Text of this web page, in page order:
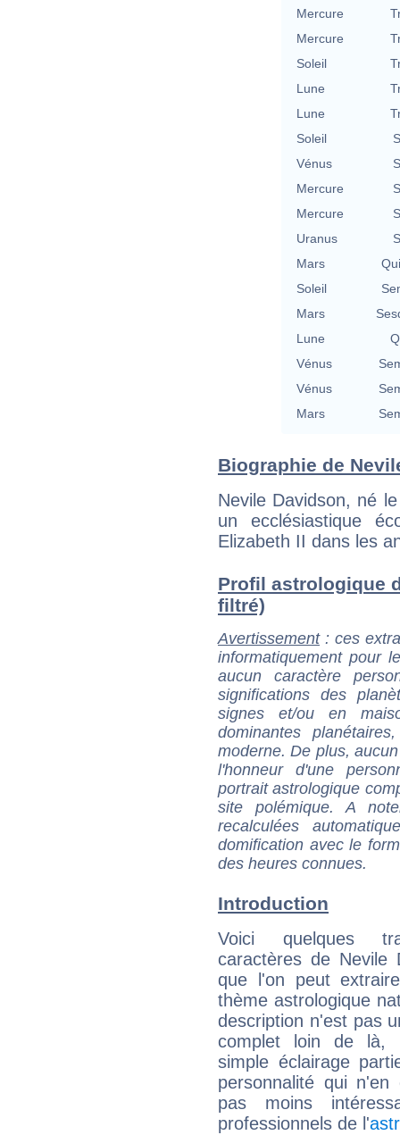
Mercure
Mercure
Soleil
Lune
Lune
Soleil
Vénus
Mercure
Mercure
Uranus
Mars
Soleil
Mars
Lune
Vénus
Vénus
Mars
Biographie de
Nevile Davidson, né
un ecclésiastique
Elizabeth II dans les
Profil astrologique
filtré)
Avertissement: ces
informatiquement pour
aucun caractère
significations des
signes et/ou en
dominantes
moderne. De plus,
l'honneur d'une
portrait astrologique
site polémique. A
recalculées
domification avec le
des heures connues.
Introduction
Voici quelques
caractères de Nevile
que l'on peut
thème astrologique
description n'est pas
complet loin de là,
simple éclairage
personnalité qui n'en
pas moins
professionnels de l'